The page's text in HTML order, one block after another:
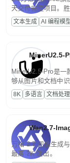
天交付完整项目。
话端到端交付生产
程，支持超长文档
文本生成 AI 编程模
MinerU2.5-
MinerU2.5-Pro是一
够从图片和文档中
为便于存储、检索
8K 多语言 文档处
Wan2.7-
万相 2.7 图像生成
最高 2K 输出。